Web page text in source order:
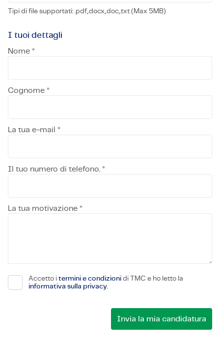
Tipi di file supportati: .pdf,.docx,.doc,.txt (Max 5MB)
I tuoi dettagli
Nome *
Cognome *
La tua e-mail *
Il tuo numero di telefono. *
La tua motivazione *
Accetto i termini e condizioni di TMC e ho letto la
informativa sulla privacy.